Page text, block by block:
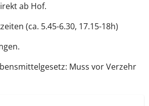
ab Hof.
(ca. 5.45-6.30, 17.15-18h)
Muss vor Verzehr